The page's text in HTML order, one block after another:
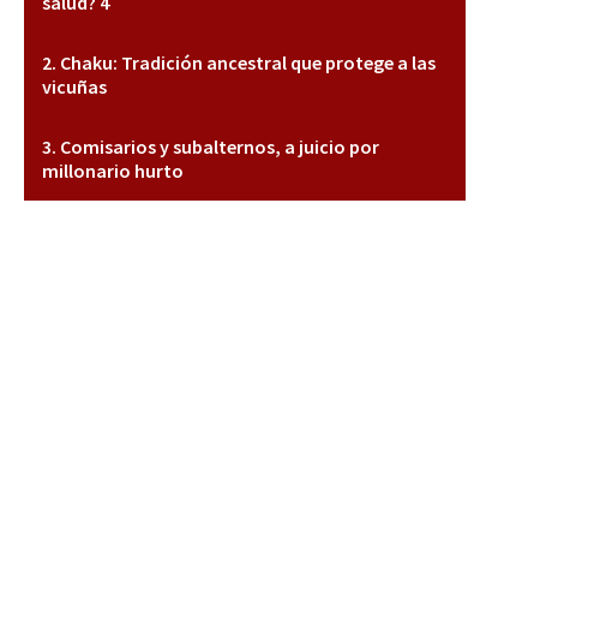
Chaku: Tradición ancestral que protege a las
vicuñas
Comisarios y subalternos, a juicio por
millonario hurto